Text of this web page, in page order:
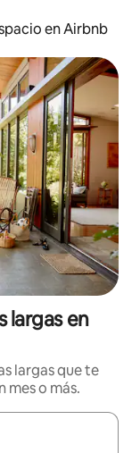
en Airbnb
largas en
largas que te
mes o más.
podrás navegar